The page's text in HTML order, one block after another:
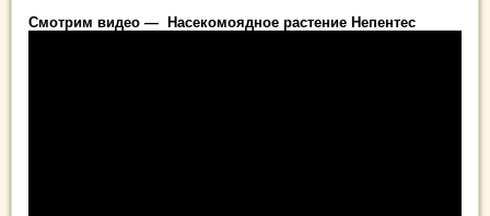
Смотрим видео — Насекомоядное растение Непентес